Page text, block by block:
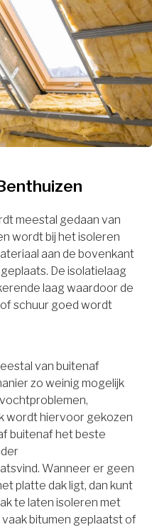
meestal gedaan van
wordt bij het isoleren
aan de bovenkant
De isolatielaag
laag waardoor de
schuur goed wordt
van buitenaf
zo weinig mogelijk
wordt hiervoor gekozen
buitenaf het beste
Wanneer er geen
platte dak ligt, dan kunt
te laten isoleren met
bitumen geplaatst of